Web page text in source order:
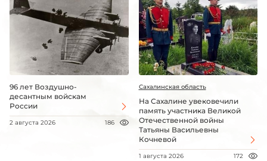
96 лет Воздушно-
десантным войскам
России
2 августа 2026 186
Сахалинская область
На Сахалине увековечили
память участника Великой
Отечественной войны
Татьяны Васильевны
Кочневой
1 августа 2026 172